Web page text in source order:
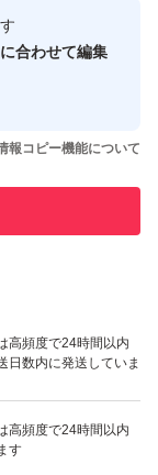
ザーです
実績があります
あります
高頻度で24時間以内
日数内に発送していま
高頻度で24時間以内
す
合わせて編集
報コピー機能について
いね！
2,780